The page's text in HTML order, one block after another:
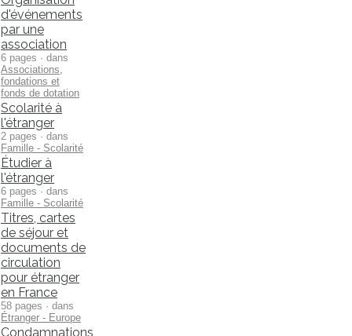
d'événements
par une
association
6 pages · dans
Associations,
fondations et
fonds de dotation
Scolarité à
l'étranger
2 pages · dans
Famille - Scolarité
Étudier à
l'étranger
6 pages · dans
Famille - Scolarité
Titres, cartes
de séjour et
documents de
circulation
pour étranger
en France
58 pages · dans
Étranger - Europe
Condamnations